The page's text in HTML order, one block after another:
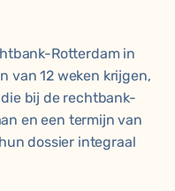
Rotterdam in
van 12 weken krijgen,
bij de rechtbank-
en een termijn van
dossier integraal